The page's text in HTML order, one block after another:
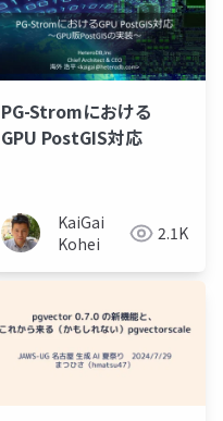
PG-Stromにおける
GPU PostGIS対応
KaiGai
Kohei
2.1K